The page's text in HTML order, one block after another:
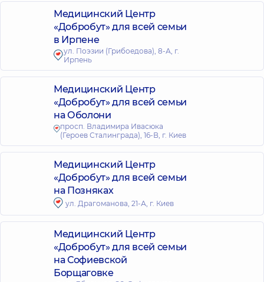
Медицинский Центр
«Добробут» для всей семьи
в Ирпене
ул. Поэзии (Грибоедова), 8-А, г.
Ирпень
Медицинский Центр
«Добробут» для всей семьи
на Оболони
просп. Владимира Ивасюка
(Героев Сталинграда), 16-В, г. Киев
Медицинский Центр
«Добробут» для всей семьи
на Позняках
ул. Драгоманова, 21-А, г. Киев
Медицинский Центр
«Добробут» для всей семьи
на Софиевской
Борщаговке